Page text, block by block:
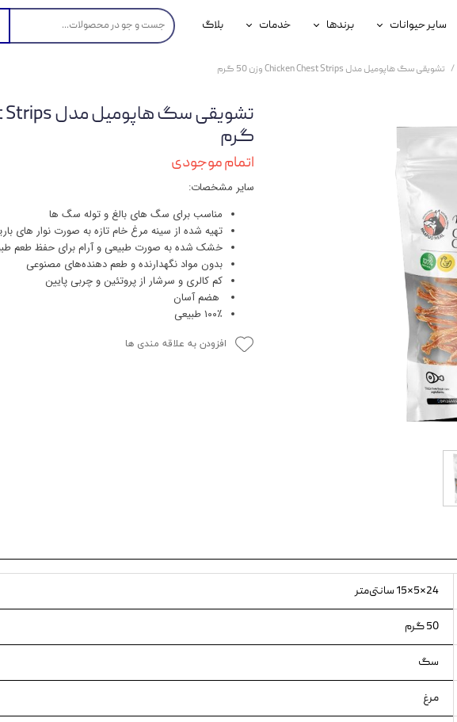
سگ
سایر حیوانات
محصولات پرندگان
محصولات آبزیان
برندها
جوسرا
خدمات
خدمات آنلاین دامپزشکی
بلاگ
تشویقی سگ هاپومیل مدل Chicken Chest Strips وزن 50 گرم
گرم
اتمام موجودی
سایر مشخصات:
مناسب برای سگ های بالغ و توله سگ ها
تهیه شده از سینه مرغ خام تازه به صورت نوار های
خشک شده به صورت طبیعی و آرام برای حفظ طعم
بدون مواد نگهدارنده و طعم دهنده‌های مصنوعی
کم کالری و سرشار از پروتئین و چربی پایین
هضم آسان
۱۰۰٪ طبیعی
افزودن به علاقه مندی ها
24×5×15 سانتی‌متر
50 گرم
سگ
مرغ